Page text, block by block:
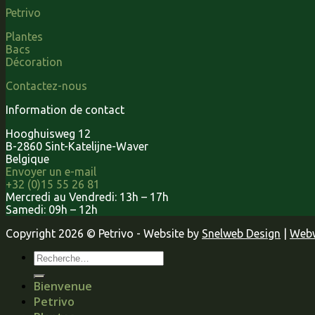
Petrivo
Plantes
Bacs
Décoration
Contactez-nous
Information de contact
Hooghuisweg 12
B-2860 Sint-Katelijne-Waver
Belgique
Envoyer un e-mail
+32 (0)15 55 26 81
Mercredi au Vendredi: 13h – 17h
Samedi: 09h – 12h
Copyright 2026 © Petrivo - Website by Snelweb Design
Bienvenue
Petrivo